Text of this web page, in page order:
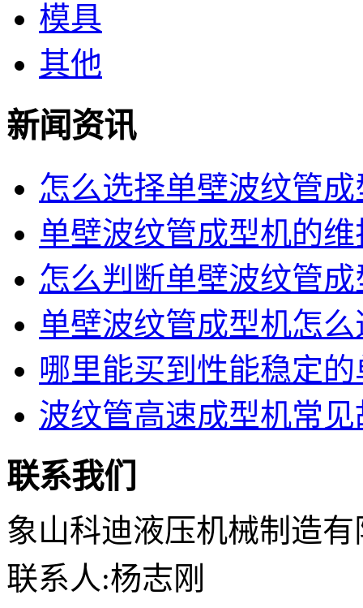
模具
其他
新闻资讯
怎么选择单壁波纹管
单壁波纹管成型机的
怎么判断单壁波纹管
单壁波纹管成型机怎
哪里能买到性能稳定
波纹管高速成型机常见
联系我们
象山科迪液压机械制造有
联系人:杨志刚